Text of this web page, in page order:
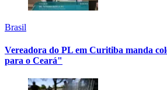
Brasil
Vereadora do PL em Curitiba manda
para o Ceará"